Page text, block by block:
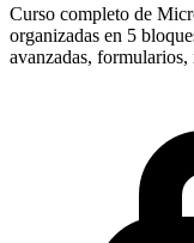
Curso completo de
organizadas en 5
avanzadas,